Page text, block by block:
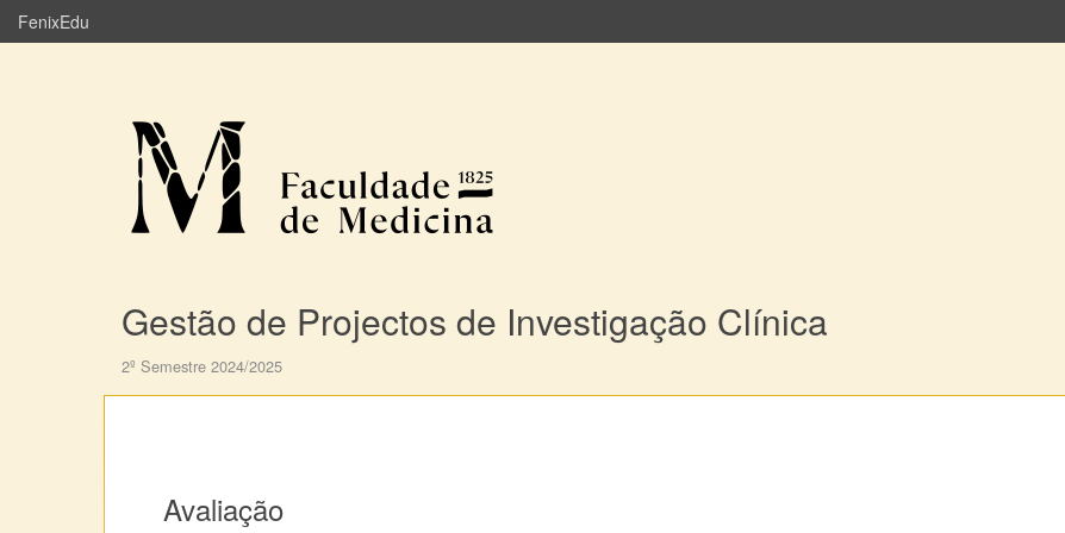
FenixEdu
Gestão de Projectos de Investigação Clínica
2º Semestre 2024/2025
Avaliação